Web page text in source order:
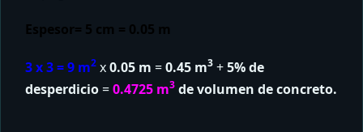
Espesor= 5 cm = 0.05 m
3 x 3 = 9 m2 x0.05 m =0.45 m3 +5% de
desperdicio=0.4725 m3 de volumen de concreto.